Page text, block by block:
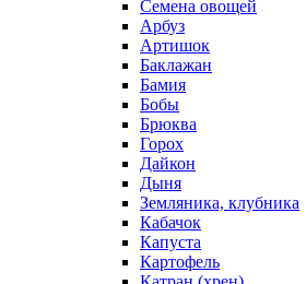
Семена овощей
Арбуз
Артишок
Баклажан
Бамия
Бобы
Брюква
Горох
Дайкон
Дыня
Земляника, клубника
Кабачок
Капуста
Картофель